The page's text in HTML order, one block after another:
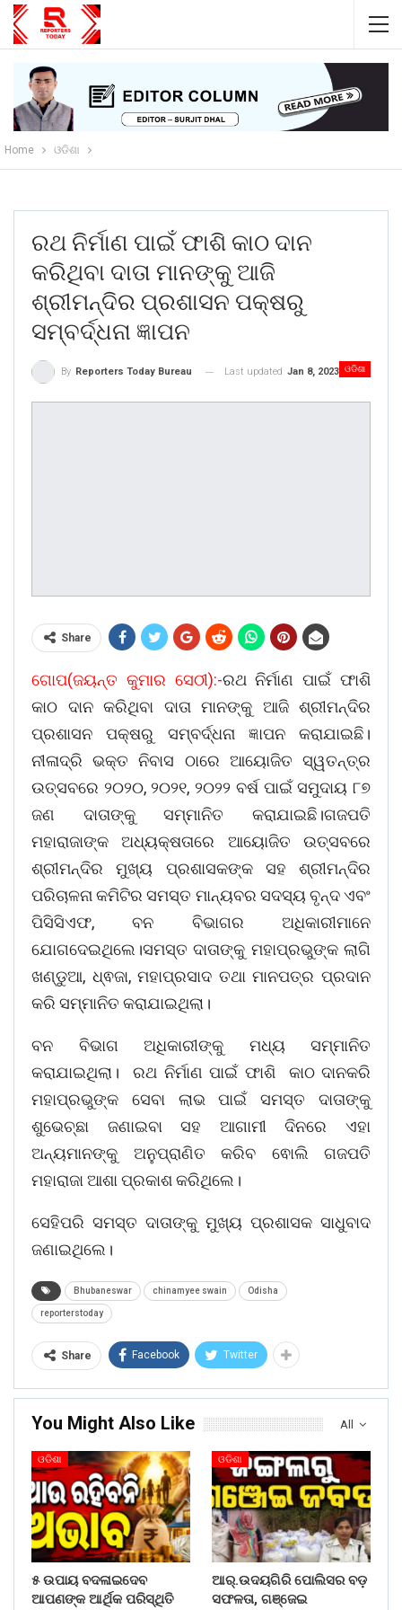
Home ଓଡିଶା
ରଥ ନିର୍ମାଣ ପାଇଁ ଫାଶି କାଠ ଦାନ
କରିଥିବା ଦାତା ମାନଙ୍କୁ ଆଜି
ଶ୍ରୀମନ୍ଦିର ପ୍ରଶାସନ ପକ୍ଷରୁ
ସମ୍ବର୍ଦ୍ଧନା ଜ୍ଞାପନ
ଓଡିଶା
By Reporters Today Bureau Last updated Jan 8, 2023
Share
ଗୋପ(ଜୟନ୍ତ କୁମାର ସେଠୀ):-ରଥ ନିର୍ମାଣ ପାଇଁ ଫାଶି
କାଠ ଦାନ କରିଥିବା ଦାତା ମାନଙ୍କୁ ଆଜି ଶ୍ରୀମନ୍ଦିର
ପ୍ରଶାସନ ପକ୍ଷରୁ ସମ୍ବର୍ଦ୍ଧନା ଜ୍ଞାପନ କରାଯାଇଛି।
ନୀଳାଦ୍ରି ଭକ୍ତ ନିବାସ ଠାରେ ଆୟୋଜିତ ସ୍ୱତନ୍ତ୍ର
ଉତ୍ସବରେ ୨୦୨୦, ୨୦୨୧, ୨୦୨୨ ବର୍ଷ ପାଇଁ ସମୁଦାୟ ୮୭
ଜଣ ଦାତାଙ୍କୁ ସମ୍ମାନିତ କରାଯାଇଛି।ଗଜପତି
ମହାରାଜାଙ୍କ ଅଧ୍ୟକ୍ଷତାରେ ଆୟୋଜିତ ଉତ୍ସବରେ
ଶ୍ରୀମନ୍ଦିର ମୁଖ୍ୟ ପ୍ରଶାସକଙ୍କ ସହ ଶ୍ରୀମନ୍ଦିର
ପରିଚାଳନା କମିଟିର ସମସ୍ତ ମାନ୍ୟବର ସଦସ୍ୟ ବୃନ୍ଦ ଏବଂ
ପିସିସିଏଫ, ବନ ବିଭାଗର ଅଧିକାରୀମାନେ
ଯୋଗଦେଇଥିଲେ।ସମସ୍ତ ଦାତାଙ୍କୁ ମହାପ୍ରଭୁଙ୍କ ଲାଗି
ଖଣ୍ଡୁଆ, ଧ୍ଵଜା, ମହାପ୍ରସାଦ ତଥା ମାନପତ୍ର ପ୍ରଦାନ
କରି ସମ୍ମାନିତ କରାଯାଇଥିଲା।
ବନ ବିଭାଗ ଅଧିକାରୀଙ୍କୁ ମଧ୍ୟ ସମ୍ମାନିତ
କରାଯାଇଥିଲା। ରଥ ନିର୍ମାଣ ପାଇଁ ଫାଶି କାଠ ଦାନକରି
ମହାପ୍ରଭୁଙ୍କ ସେବା ଲାଭ ପାଇଁ ସମସ୍ତ ଦାତାଙ୍କୁ
ଶୁଭେଚ୍ଛା ଜଣାଇବା ସହ ଆଗାମୀ ଦିନରେ ଏହା
ଅନ୍ୟମାନଙ୍କୁ ଅନୁପ୍ରାଣିତ କରିବ ଵୋଲି ଗଜପତି
ମହାରାଜା ଆଶା ପ୍ରକାଶ କରିଥିଲେ।
ସେହିପରି ସମସ୍ତ ଦାତାଙ୍କୁ ମୁଖ୍ୟ ପ୍ରଶାସକ ସାଧୁବାଦ
ଜଣାଇଥିଲେ।
Bhubaneswar chinamyee swain Odisha
reporterstoday
Share Facebook Twitter
All
You Might Also Like
ଓଡିଶା
୫ ଉପାୟ ବଦଳାଇଦେବ
ଆପଣଙ୍କ ଆର୍ଥିକ ପରିସ୍ଥିତି
ଓଡିଶା
ଆର୍.ଉଦୟଗିରି ପୋଲିସର ବଡ଼
ସଫଳତା, ଗଞ୍ଜେଇ